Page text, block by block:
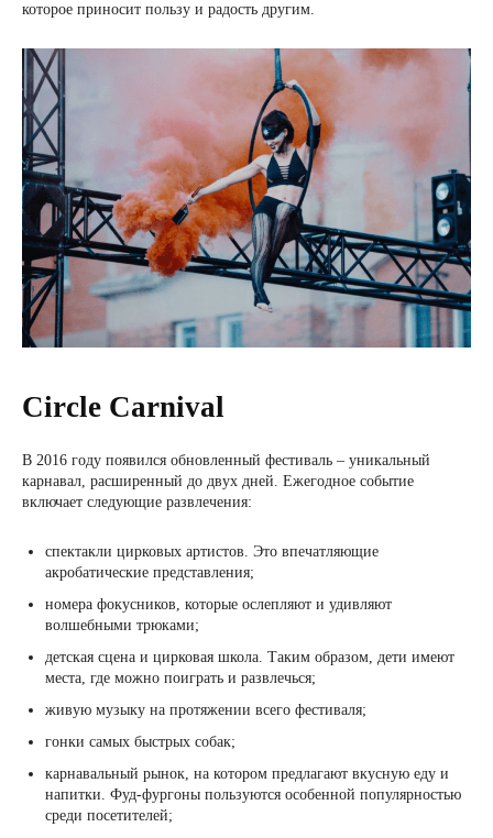
которое приносит пользу и радость другим.
Circle Carnival
В 2016 году появился обновленный фестиваль – уникальный
карнавал, расширенный до двух дней. Ежегодное событие
включает следующие развлечения:
спектакли цирковых артистов. Это впечатляющие
акробатические представления;
номера фокусников, которые ослепляют и удивляют
волшебными трюками;
детская сцена и цирковая школа. Таким образом, дети имеют
места, где можно поиграть и развлечься;
живую музыку на протяжении всего фестиваля;
гонки самых быстрых собак;
карнавальный рынок, на котором предлагают вкусную еду и
напитки. Фуд-фургоны пользуются особенной популярностью
среди посетителей;